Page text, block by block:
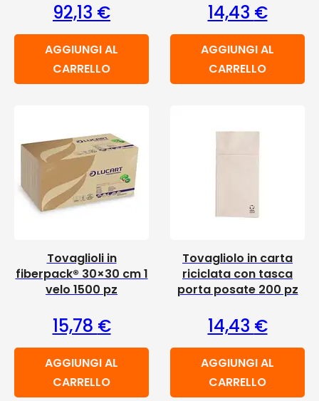
92,13 €
AGGIUNGI AL
CARRELLO
14,43 €
AGGIUNGI AL
CARRELLO
Tovaglioli in
fiberpack® 30×30 cm 1
velo 1500 pz
15,78 €
AGGIUNGI AL
CARRELLO
Tovagliolo in carta
riciclata con tasca
porta posate 200 pz
14,43 €
AGGIUNGI AL
CARRELLO